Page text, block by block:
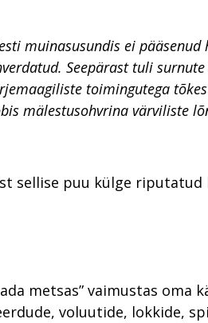
muinasusundis ei
Seepärast tuli
toimingutega
mälestusohvrina värviliste
sellise puu külge riputatud
metsas” vaimustas oma
voluutide, lokkide,